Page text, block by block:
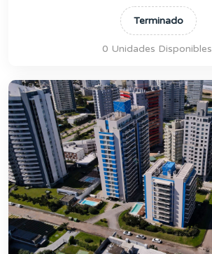
Terminado
0 Unidades Disponibles